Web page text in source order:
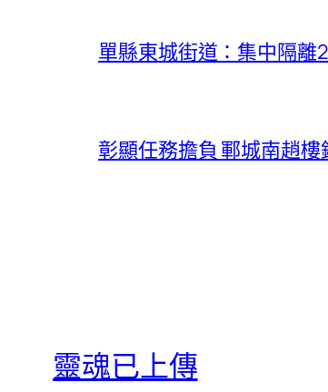
單縣東城街道：集中隔離
彰顯任務擔負 鄆城南趙
靈魂已上傳